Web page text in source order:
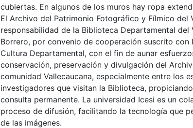
cubiertas. En algunos de los muros hay ropa
El Archivo del Patrimonio Fotográfico y Fílmico del
responsabilidad de la Biblioteca Departamental del
Borrero, por convenio de cooperación suscrito con
Cultura Departamental, con el fin de aunar
conservación, preservación y divulgación del
comunidad Vallecaucana, especialmente entre los
investigadores que visitan la Biblioteca,
consulta permanente. La universidad Icesi es un
proceso de difusión, facilitando la tecnología que
de las imágenes.